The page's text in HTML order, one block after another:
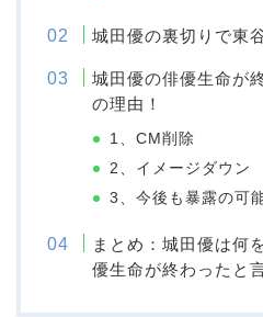
城田優の裏切りで東
城田優の俳優生命が
の理由！
1、CM削除
2、イメージダウン
3、今後も暴露の可
まとめ：城田優は何
優生命が終わったと